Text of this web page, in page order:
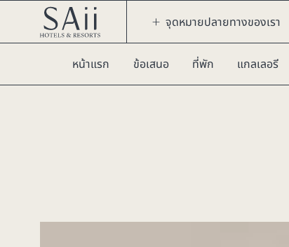
จุดหมายปลายทางของเรา
หน้าแรก ข้อเสนอ ที่พัก แกลเลอรี